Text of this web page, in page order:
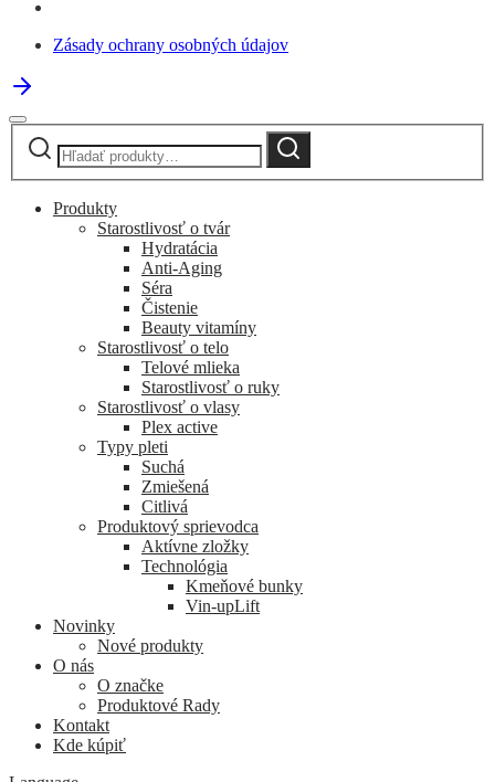
Zásady ochrany osobných údajov
Hľadať:
Vyhľadávanie
Produkty
Starostlivosť o tvár
Hydratácia
Anti-Aging
Séra
Čistenie
Beauty vitamíny
Starostlivosť o telo
Telové mlieka
Starostlivosť o ruky
Starostlivosť o vlasy
Plex active
Typy pleti
Suchá
Zmiešená
Citlivá
Produktový sprievodca
Aktívne zložky
Technológia
Kmeňové bunky
Vin-upLift
Novinky
Nové produkty
O nás
O značke
Produktové Rady
Kontakt
Kde kúpiť